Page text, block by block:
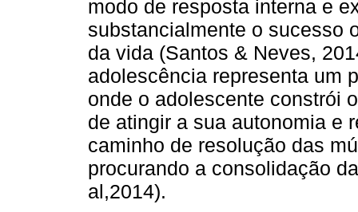
modo de resposta interna e
substancialmente o sucesso
da vida (Santos & Neves,
adolescência representa um
onde o adolescente constrói
de atingir a sua autonomia e
caminho de resolução das
procurando a consolidação
al,2014).